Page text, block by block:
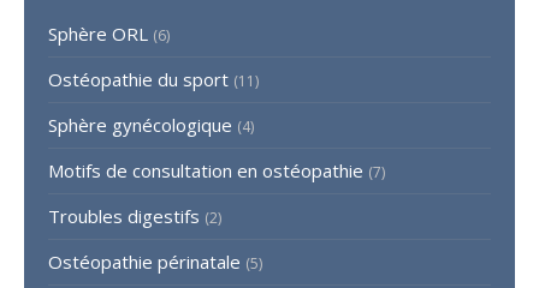
Sphère ORL (6)
Ostéopathie du sport (11)
Sphère gynécologique (4)
Motifs de consultation en ostéopathie (7)
Troubles digestifs (2)
Ostéopathie périnatale (5)